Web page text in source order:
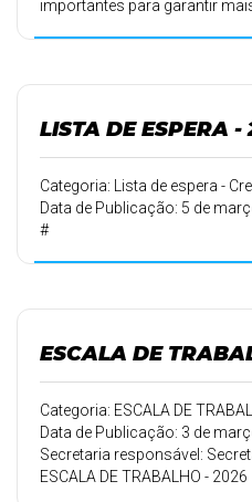
importantes para garantir
LISTA DE ESPERA -
Categoria: Lista de espera -
Data de Publicação: 5 de
#
ESCALA DE
Categoria: ESCALA DE
Data de Publicação: 3 de
Secretaria responsável:
ESCALA DE TRABALHO - 2026